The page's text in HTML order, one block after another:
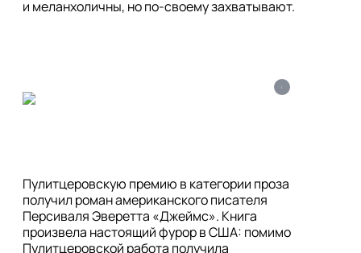
i
Пулитцеровскую премию в категории проза
получил роман американского писателя
Персиваля Эверетта «Джеймс». Книга
произвела настоящий фурор в США: помимо
Пулитцеровской работа получила